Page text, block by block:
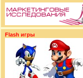
Flash игры